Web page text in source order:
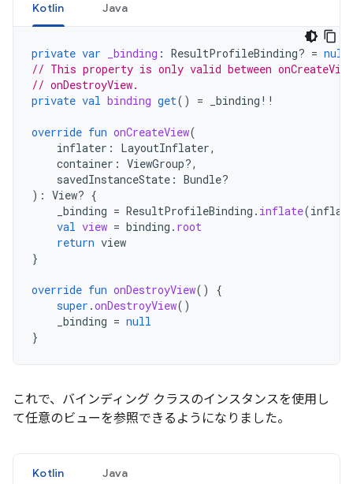
Kotlin Java
private var _binding : ResultProfileBinding? = null
// This property is only valid between
// onDestroyView.
private val binding get() = _binding !!
override fun onCreateView(
inflater : LayoutInflater,
container : ViewGroup?,
savedInstanceState : Bundle?
): View? {
_binding = ResultProfileBinding . inflate(
val view = binding . root
return view
}
override fun onDestroyView()
{
super .onDestroyView()
_binding = null
}
これで、バインディング クラスのインスタンスを使用し
て任意のビューを参照できるようになりました。
Kotlin Java